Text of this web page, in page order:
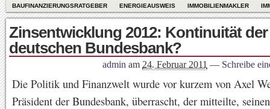
BAUFINANZIERUNGSRATGEBER ENERGIEAUSWEIS IMMOBILIENMAKLER
Zinsentwicklung 2012: Kontinuität der
deutschen Bundesbank?
admin am 24. Februar 2011 — Schreibe
Die Politik und Finanzwelt wurde vor kurzem von Axel
Präsident der Bundesbank, überrascht, der mitteilte,